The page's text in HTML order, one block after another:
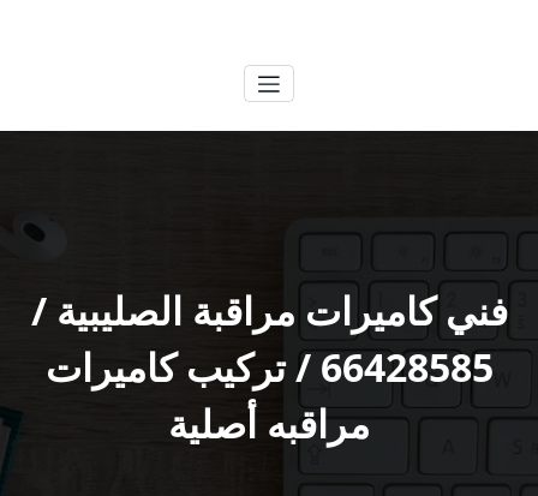
فني كاميرات مراقبة الصليبية /
66428585 / تركيب كاميرات
مراقبه أصلية